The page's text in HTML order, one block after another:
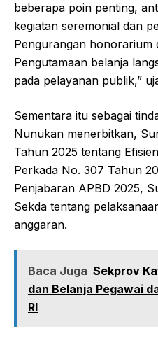
beberapa poin penting,
kegiatan seremonial dan
Pengurangan honorarium
Pengutamaan belanja
pada pelayanan publik,”
Sementara itu sebagai
Nunukan menerbitkan,
Tahun 2025 tentang
Perkada No. 307 Tahun
Penjabaran APBD 2025,
Sekda tentang
anggaran.
Baca Juga Sekprov
dan Belanja Pegawai
RI